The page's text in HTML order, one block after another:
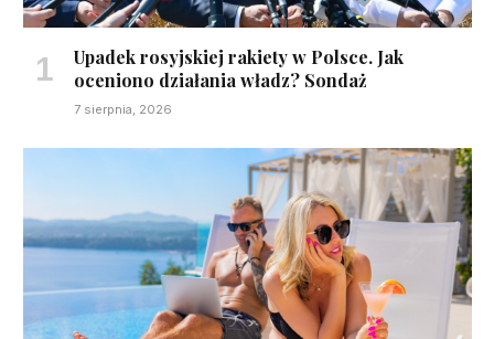
Upadek rosyjskiej rakiety w Polsce. Jak
oceniono działania władz? Sondaż
7 sierpnia, 2026